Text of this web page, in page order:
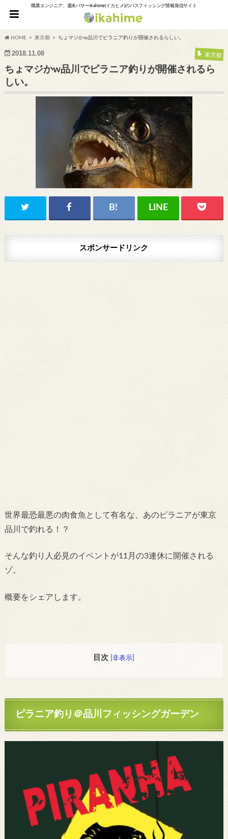
職業エンジニア、週末バサーikahime(イカヒメ)のバスフィッシング情報発信サイト
HOME 東京都 ちょマジかw品川でピラニア釣りが開催されるらしい。
2018.11.08 東京都
ちょマジかw品川でピラニア釣りが開催されるら
しい。
スポンサードリンク
世界最恐最悪の肉食魚として有名な、あのピラニアが東京
品川で釣れる！？
そんな釣り人必見のイベントが11月の3連休に開催される
ゾ。
概要をシェアします。
目次 [非表示
ピラニア釣り＠品川フィッシングガーデン